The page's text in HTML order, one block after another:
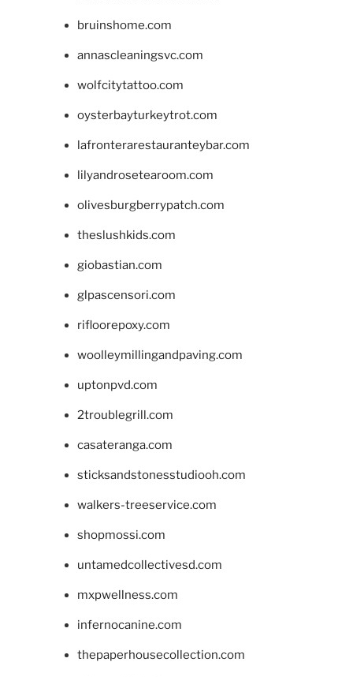
bruinshome.com
annascleaningsvc.com
wolfcitytattoo.com
oysterbayturkeytrot.com
lafronterarestauranteybar.com
lilyandrosetearoom.com
olivesburgberrypatch.com
theslushkids.com
giobastian.com
glpascensori.com
rifloorepoxy.com
woolleymillingandpaving.com
uptonpvd.com
2troublegrill.com
casateranga.com
sticksandstonesstudiooh.com
walkers-treeservice.com
shopmossi.com
untamedcollectivesd.com
mxpwellness.com
infernocanine.com
thepaperhousecollection.com